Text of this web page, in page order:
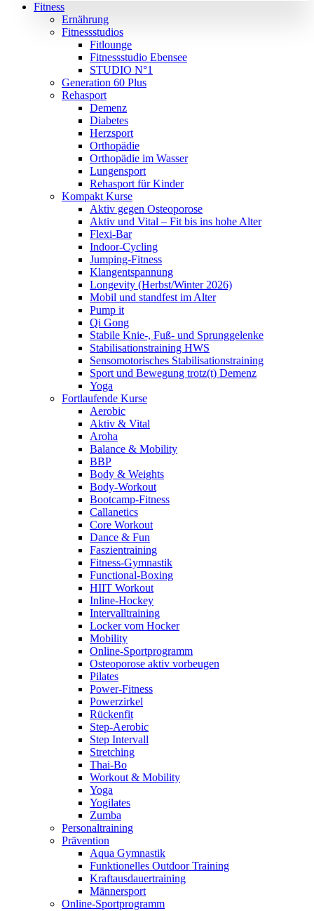
Fitness
Ernährung
Fitnessstudios
Fitlounge
Fitnessstudio Ebensee
STUDIO N°1
Generation 60 Plus
Rehasport
Demenz
Diabetes
Herzsport
Orthopädie
Orthopädie im Wasser
Lungensport
Rehasport für Kinder
Kompakt Kurse
Aktiv gegen Osteoporose
Aktiv und Vital – Fit bis ins hohe Alter
Flexi-Bar
Indoor-Cycling
Jumping-Fitness
Klangentspannung
Longevity (Herbst/Winter 2026)
Mobil und standfest im Alter
Pump it
Qi Gong
Stabile Knie-, Fuß- und Sprunggelenke
Stabilisationstraining HWS
Sensomotorisches Stabilisationstraining
Sport und Bewegung trotz(t) Demenz
Yoga
Fortlaufende Kurse
Aerobic
Aktiv & Vital
Aroha
Balance & Mobility
BBP
Body & Weights
Body-Workout
Bootcamp-Fitness
Callanetics
Core Workout
Dance & Fun
Faszientraining
Fitness-Gymnastik
Functional-Boxing
HIIT Workout
Inline-Hockey
Intervalltraining
Locker vom Hocker
Mobility
Online-Sportprogramm
Osteoporose aktiv vorbeugen
Pilates
Power-Fitness
Powerzirkel
Rückenfit
Step-Aerobic
Step Intervall
Stretching
Thai-Bo
Workout & Mobility
Yoga
Yogilates
Zumba
Personaltraining
Prävention
Aqua Gymnastik
Funktionelles Outdoor Training
Kraftausdauertraining
Männersport
Online-Sportprogramm